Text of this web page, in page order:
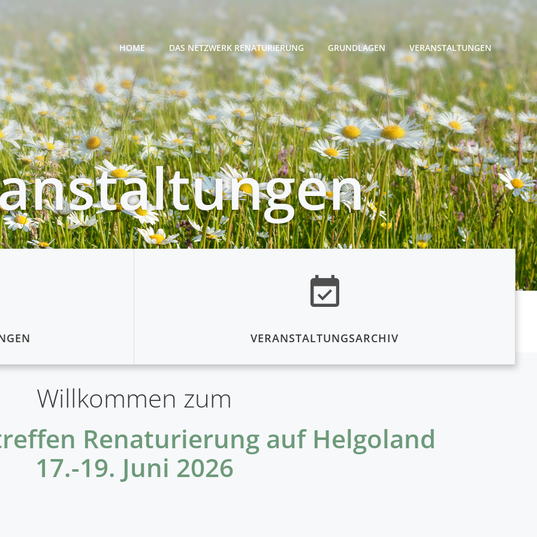
HOME DAS NETZWERK RENATURIERUNG GRUNDLAGEN VERANSTALTUNGEN
VERANSTALTUNGSARCHIV
Willkommen zum
Renaturierung auf Helgoland
17.-19. Juni 2026